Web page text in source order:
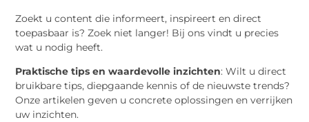
Zoekt u content die informeert, inspireert en direct
toepasbaar is? Zoek niet langer! Bij ons vindt u precies
wat u nodig heeft.
Praktische tips en waardevolle inzichten: Wilt u direct
bruikbare tips, diepgaande kennis of de nieuwste trends?
Onze artikelen geven u concrete oplossingen en verrijken
uw inzichten.